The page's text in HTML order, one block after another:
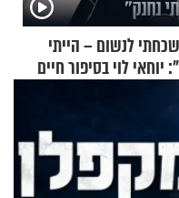
לנשום – הייתי
יוחאי לוי בסיפור חיים
השראה